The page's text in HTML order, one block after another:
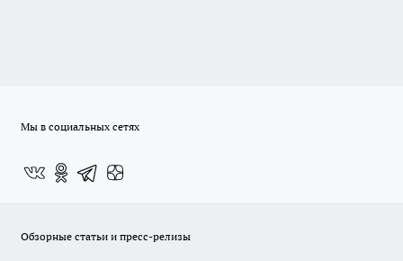
Мы в социальных сетях
Обзорные статьи и пресс-релизы